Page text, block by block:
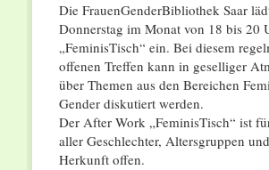
Die FrauenGenderBibliothek Saar
Donnerstag im Monat von 18 bis 20
„FeminisTisch“ ein. Bei diesem
offenen Treffen kann in geselliger
über Themen aus den Bereichen
Gender diskutiert werden.
Der After Work „FeminisTisch“ ist
aller Geschlechter, Altersgruppen
Herkunft offen.